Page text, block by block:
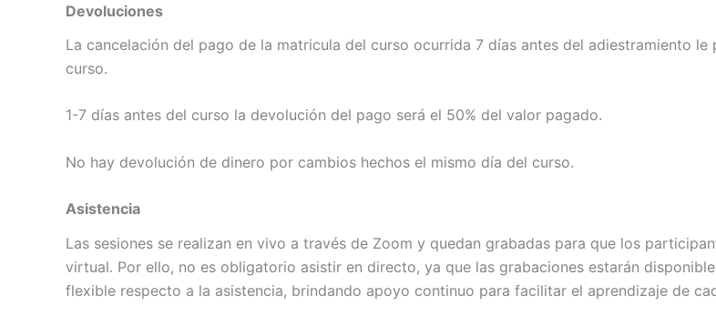
Devoluciones
La cancelación del pago de la matricula del curso ocurrida 7 días antes del adiestramiento
curso.
1-7 días antes del curso la devolución del pago será el 50% del valor pagado.
No hay devolución de dinero por cambios hechos el mismo día del curso.
Asistencia
Las sesiones se realizan en vivo a través de Zoom y quedan grabadas para que los
virtual. Por ello, no es obligatorio asistir en directo, ya que las grabaciones estarán
flexible respecto a la asistencia, brindando apoyo continuo para facilitar el aprendizaje de